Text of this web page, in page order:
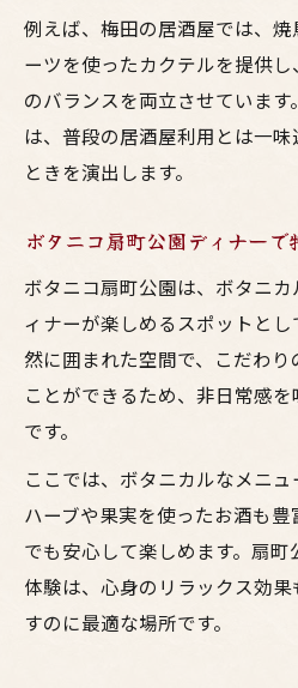
例えば、梅田の居酒屋では、
ーツを使ったカクテルを提供
のバランスを両立させていま
は、普段の居酒屋利用とは一
ときを演出します。
ボタニコ扇町公園ディナーで
ボタニコ扇町公園は、ボタニ
ィナーが楽しめるスポットと
然に囲まれた空間で、こだわ
ことができるため、非日常感
です。
ここでは、ボタニカルなメニ
ハーブや果実を使ったお酒も
でも安心して楽しめます。扇
体験は、心身のリラックス効
すのに最適な場所です。